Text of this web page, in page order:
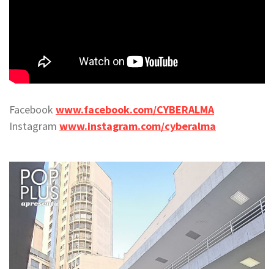
Facebook www.facebook.com/CYBERALMA
Instagram www.instagram.com/cyberalma